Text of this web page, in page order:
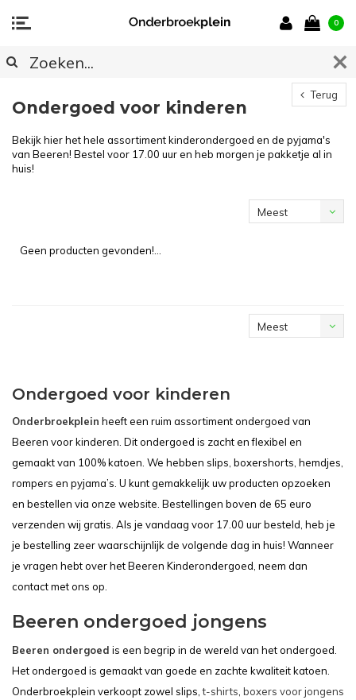
0
Terug
Ondergoed voor kinderen
Bekijk hier het hele assortiment kinderondergoed en de pyjama's
van Beeren! Bestel voor 17.00 uur en heb morgen je pakketje al in
huis!
Meest
Geen producten gevonden!...
Meest
Ondergoed voor kinderen
Onderbroekplein heeft een ruim assortiment ondergoed van
Beeren voor kinderen. Dit ondergoed is zacht en flexibel en
gemaakt van 100% katoen. We hebben slips, boxershorts, hemdjes,
rompers en pyjama’s. U kunt gemakkelijk uw producten opzoeken
en bestellen via onze website. Bestellingen boven de 65 euro
verzenden wij gratis. Als je vandaag voor 17.00 uur besteld, heb je
je bestelling zeer waarschijnlijk de volgende dag in huis! Wanneer
je vragen hebt over het Beeren Kinderondergoed, neem dan
contact met ons op.
Beeren ondergoed jongens
Beeren ondergoed is een begrip in de wereld van het ondergoed.
Het ondergoed is gemaakt van goede en zachte kwaliteit katoen.
Onderbroekplein verkoopt zowel slips,t-shirts boxers voor jongens